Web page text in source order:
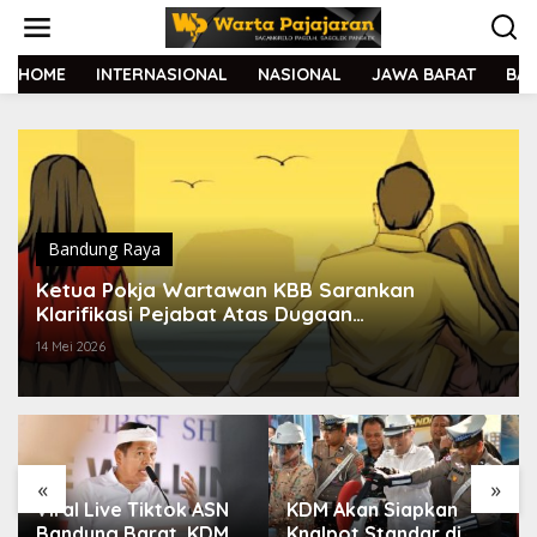
t
HOME INTERNASIONAL NASIONAL JAWA BARAT
Bandung Raya
Ketua Pokja Wartawan KBB Sarankan
Klarifikasi Pejabat Atas Dugaan
Perselingkuhan Dilakukan Terbuka
14 Mei 2026
« »
Viral Live Tiktok ASN
KDM Akan Siapkan